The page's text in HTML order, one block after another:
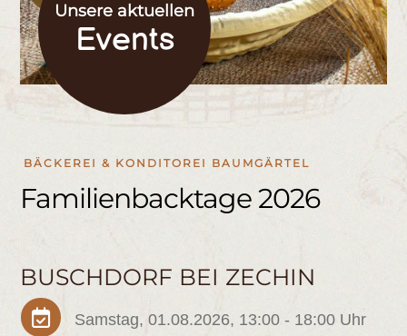
Unsere aktuellen
Events
BÄCKEREI & KONDITOREI BAUMGÄRTEL
Familienbacktage 2026
BUSCHDORF BEI ZECHIN
 Samstag, 01.08.2026, 13:00 - 18:00 Uhr